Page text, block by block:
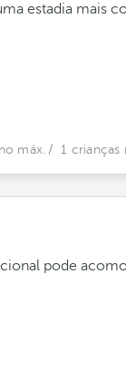
estadia mais
máx. / 1 crianças
pode